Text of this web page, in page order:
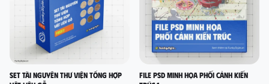
Set Tài nguyên thư viện tổng hợp
FILE PSD MINH HỌA PHỐI CẢNH KIẾN